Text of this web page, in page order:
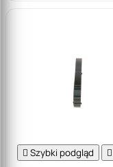
 Szybki podgląd 